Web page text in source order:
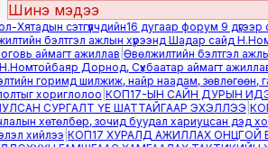
Шинэ мэдээ
сэтгүүлчдийн16 дугаар форум 9 дүгээр
бэлтгэл ажлын хүрээнд Шадар сайд
аймагт ажиллав|Өвөлжилтийн бэлтгэл
Дорнод, Сүхбаатар аймагт ажиллав|
горимд шилжиж, найр наадам, зөвлөгөөн,
хориглолоо|КОП17-ЫН САЙН ДУРЫН
СУРГАЛТ ҮЕ ШАТТАЙГААР ЭХЭЛЛЭЭ|
хөтөлбөр, зочид буудал хариуцсан дэд
хийлээ|КОП17 ХУРАЛД АЖИЛЛАХ ОНЦГОЙ